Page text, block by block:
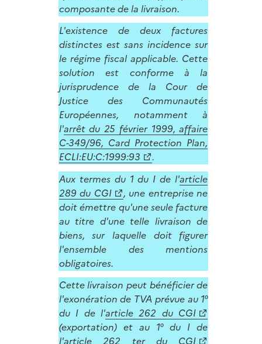
composante de la livraison.
L'existence de deux factures
distinctes est sans incidence sur
le régime fiscal applicable. Cette
solution est conforme à la
jurisprudence de la Cour de
Justice des Communautés
Européennes, notamment à
l'arrêt du 25 février 1999, affaire
C-349/96, Card Protection Plan,
ECLI:EU:C:1999:93
.
Aux termes du 1 du I de l'article
289 du CGI
, une entreprise ne
doit émettre qu'une seule facture
au titre d'une telle livraison de
biens, sur laquelle doit figurer
l'ensemble des mentions
obligatoires.
Cette livraison peut bénéficier de
l'exonération de TVA prévue au 1°
du I de l'article 262 du CGI
(exportation) et au 1° du I de
l'article 262 ter du CGI